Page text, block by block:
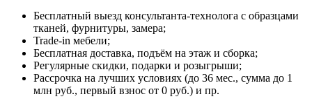
Бесплатный выезд консультанта-технолога с образцами
тканей, фурнитуры, замера;
Trade-in мебели;
Бесплатная доставка, подъём на этаж и сборка;
Регулярные скидки, подарки и розыгрыши;
Рассрочка на лучших условиях (до 36 мес., сумма до 1
млн руб., первый взнос от 0 руб.) и пр.